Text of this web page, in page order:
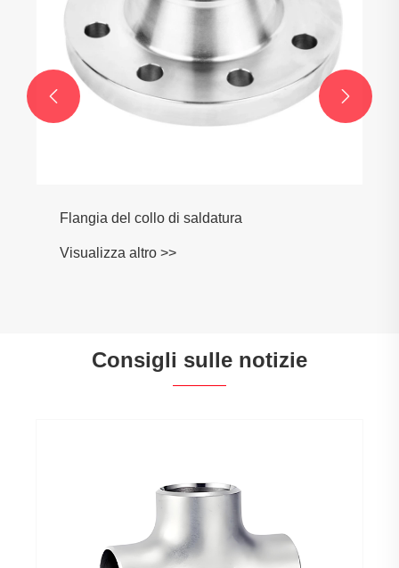
Flangia del collo di saldatura
Visualizza altro >>
 
Consigli sulle notizie